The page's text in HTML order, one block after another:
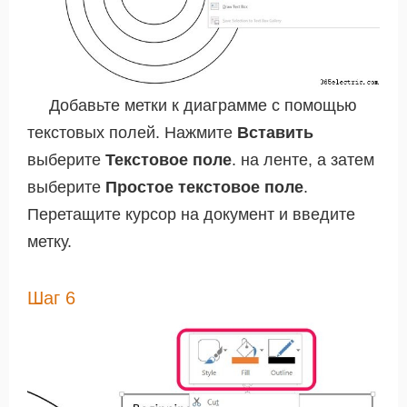
Добавьте метки к диаграмме с помощью
текстовых полей. Нажмите Вставить
выберите Текстовое поле. на ленте, а затем
выберите Простое текстовое поле.
Перетащите курсор на документ и введите
метку.
Шаг 6